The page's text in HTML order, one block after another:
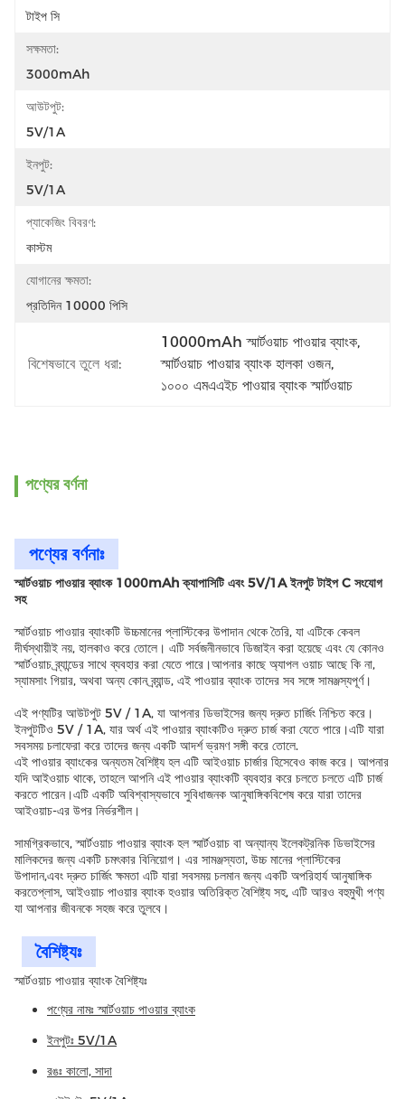
টাইপ সি
সক্ষমতা:
3000mAh
আউটপুট:
5V/1A
ইনপুট:
5V/1A
প্যাকেজিং বিবরণ:
কাস্টম
যোগানের ক্ষমতা:
প্রতিদিন 10000 পিসি
বিশেষভাবে তুলে ধরা:
10000mAh স্মার্টওয়াচ পাওয়ার ব্যাংক,
স্মার্টওয়াচ পাওয়ার ব্যাংক হালকা ওজন,
১০০০ এমএএইচ পাওয়ার ব্যাংক স্মার্টওয়াচ
পণ্যের বর্ণনা
পণ্যের বর্ণনাঃ
স্মার্টওয়াচ পাওয়ার ব্যাংক 1000mAh ক্যাপাসিটি এবং 5V/1A ইনপুট টাইপ C সংযোগ
সহ
স্মার্টওয়াচ পাওয়ার ব্যাংকটি উচ্চমানের প্লাস্টিকের উপাদান থেকে তৈরি, যা এটিকে কেবল
দীর্ঘস্থায়ীই নয়, হালকাও করে তোলে। এটি সর্বজনীনভাবে ডিজাইন করা হয়েছে এবং যে কোনও
স্মার্টওয়াচ ব্র্যান্ডের সাথে ব্যবহার করা যেতে পারে।আপনার কাছে অ্যাপল ওয়াচ আছে কি না,
স্যামসাং গিয়ার, অথবা অন্য কোন ব্র্যান্ড, এই পাওয়ার ব্যাংক তাদের সব সঙ্গে সামঞ্জস্যপূর্ণ।
এই পণ্যটির আউটপুট 5V / 1A, যা আপনার ডিভাইসের জন্য দ্রুত চার্জিং নিশ্চিত করে।
ইনপুটটিও 5V / 1A, যার অর্থ এই পাওয়ার ব্যাংকটিও দ্রুত চার্জ করা যেতে পারে।এটি যারা
সবসময় চলাফেরা করে তাদের জন্য একটি আদর্শ ভ্রমণ সঙ্গী করে তোলে.
এই পাওয়ার ব্যাংকের অন্যতম বৈশিষ্ট্য হল এটি আইওয়াচ চার্জার হিসেবেও কাজ করে। আপনার
যদি আইওয়াচ থাকে, তাহলে আপনি এই পাওয়ার ব্যাংকটি ব্যবহার করে চলতে চলতে এটি চার্জ
করতে পারেন।এটি একটি অবিশ্বাস্যভাবে সুবিধাজনক আনুষাঙ্গিকবিশেষ করে যারা তাদের
আইওয়াচ-এর উপর নির্ভরশীল।
সামগ্রিকভাবে, স্মার্টওয়াচ পাওয়ার ব্যাংক হল স্মার্টওয়াচ বা অন্যান্য ইলেকট্রনিক ডিভাইসের
মালিকদের জন্য একটি চমৎকার বিনিয়োগ। এর সামঞ্জস্যতা, উচ্চ মানের প্লাস্টিকের
উপাদান,এবং দ্রুত চার্জিং ক্ষমতা এটি যারা সবসময় চলমান জন্য একটি অপরিহার্য আনুষাঙ্গিক
করতেপ্লাস, আইওয়াচ পাওয়ার ব্যাংক হওয়ার অতিরিক্ত বৈশিষ্ট্য সহ, এটি আরও বহুমুখী পণ্য
যা আপনার জীবনকে সহজ করে তুলবে।
বৈশিষ্ট্যঃ
স্মার্টওয়াচ পাওয়ার ব্যাংক বৈশিষ্ট্যঃ
পণ্যের নামঃ স্মার্টওয়াচ পাওয়ার ব্যাংক
ইনপুটঃ 5V/1A
রঙঃ কালো, সাদা